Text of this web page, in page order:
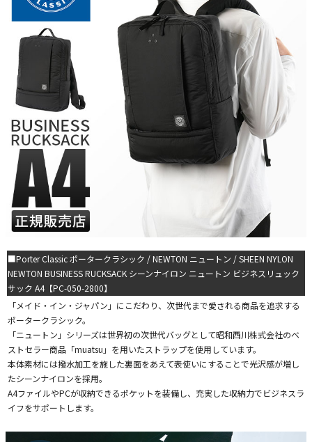
■Porter Classic ポータークラシック / NEWTON ニュートン / SHEEN NYLON
NEWTON BUSINESS RUCKSACK シーンナイロン ニュートン ビジネスリュック
サック A4【PC-050-2800】
「メイド・イン・ジャパン」にこだわり、次世代まで愛される商品を追求する
ポータークラシック。
「ニュートン」シリーズは世界初の次世代バッグとして昭和西川株式会社のベ
ストセラー商品「muatsu」を用いたストラップを使用しています。
本体素材には撥水加工を施した裏面をあえて表使いにすることで光沢感が増し
たシーンナイロンを採用。
A4ファイルやPCが収納できるポケットを装備し、充実した収納力でビジネスラ
イフをサポートします。